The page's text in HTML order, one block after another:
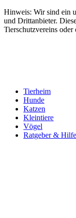
Hinweis: Wir sind ein
und Drittanbieter.
Tierschutzvereins oder
Tierheim
Hunde
Katzen
Kleintiere
Vögel
Ratgeber & Hilfe